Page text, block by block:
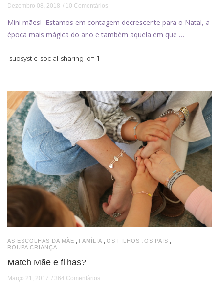
Dezembro 08, 2018 10 Comentários
Mini mães! Estamos em contagem decrescente para o Natal, a
época mais mágica do ano e também aquela em que …
[supsystic-social-sharing id="1"]
AS ESCOLHAS DA MÃE , FAMÍLIA , OS FILHOS , OS PAIS ,
ROUPA CRIANÇA
Match Mãe e filhas?
Março 21, 2017 364 Comentários